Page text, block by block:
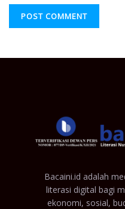
Bacaini.id adalah
literasi digital bagi
ekonomi, sosial,